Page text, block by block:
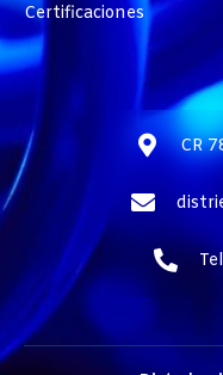
Certificaciones
CR